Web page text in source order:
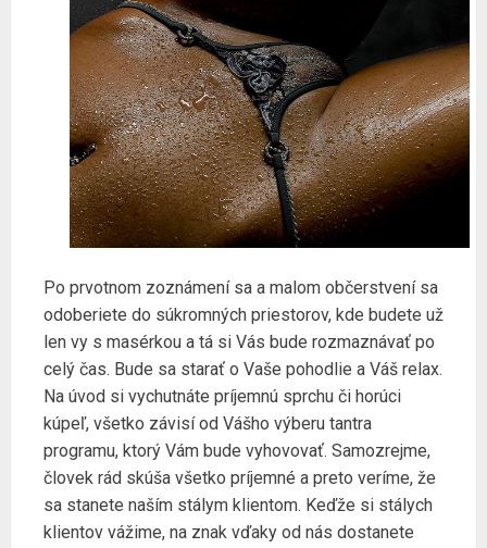
Po prvotnom zoznámení sa a malom občerstvení sa
odoberiete do súkromných priestorov, kde budete už
len vy s masérkou a tá si Vás bude rozmaznávať po
celý čas. Bude sa starať o Vaše pohodlie a Váš relax.
Na úvod si vychutnáte príjemnú sprchu či horúci
kúpeľ, všetko závisí od Vášho výberu tantra
programu, ktorý Vám bude vyhovovať. Samozrejme,
človek rád skúša všetko príjemné a preto veríme, že
sa stanete naším stálym klientom. Keďže si stálych
klientov vážime, na znak vďaky od nás dostanete